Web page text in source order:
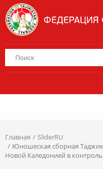
Главная
SliderRU
Юношеская сборная
Новой Каледонией в